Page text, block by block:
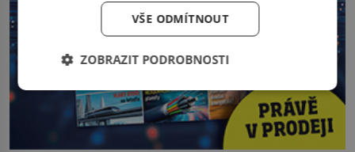
VŠE ODMÍTNOUT
ZOBRAZIT PODROBNOSTI